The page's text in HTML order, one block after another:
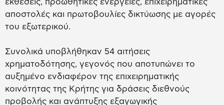
εκθέσεις, προωθητικές ενέργειες, επιχειρηματικές
αποστολές και πρωτοβουλίες δικτύωσης με αγορές
του εξωτερικού.
Συνολικά υποβλήθηκαν 54 αιτήσεις
χρηματοδότησης, γεγονός που αποτυπώνει το
αυξημένο ενδιαφέρον της επιχειρηματικής
κοινότητας της Κρήτης για δράσεις διεθνούς
προβολής και ανάπτυξης εξαγωγικής